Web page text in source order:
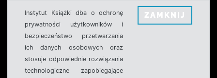
Instytut Książki dba o ochronę
prywatności użytkowników i
bezpieczeństwo przetwarzania
ich danych osobowych oraz
stosuje odpowiednie rozwiązania
technologiczne zapobiegające
ZAMKNIJ